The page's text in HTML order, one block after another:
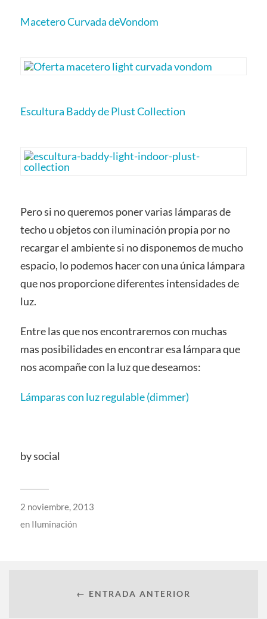
Macetero Curvada deVondom
Escultura Baddy de Plust Collection
Pero si no queremos poner varias lámparas de
techo u objetos con iluminación propia por no
recargar el ambiente si no disponemos de mucho
espacio, lo podemos hacer con una única lámpara
que nos proporcione diferentes intensidades de
luz.
Entre las que nos encontraremos con muchas
mas posibilidades en encontrar esa lámpara que
nos acompañe con la luz que deseamos:
Lámparas con luz regulable (dimmer)
by social
2 noviembre, 2013
en Iluminación
← ENTRADA ANTERIOR